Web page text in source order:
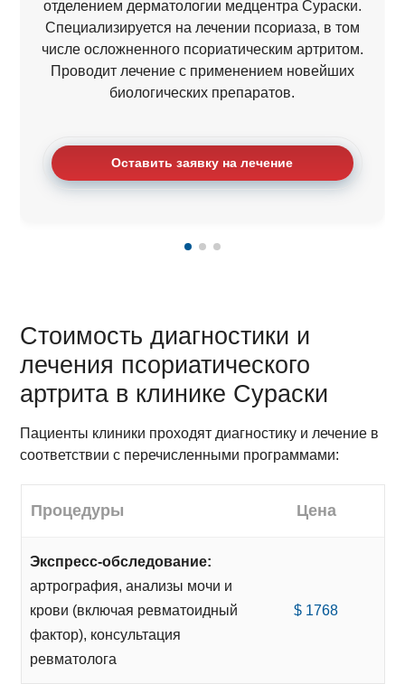
отделением дерматологии медцентра Сураски.
Специализируется на лечении псориаза, в том
числе осложненного псориатическим артритом.
Проводит лечение с применением новейших
биологических препаратов.
Оставить заявку на лечение
Стоимость диагностики и
лечения псориатического
артрита в клинике Сураски
Пациенты клиники проходят диагностику и лечение в
соответствии с перечисленными программами:
Процедуры Цена
Экспресс-обследование:
артрография, анализы мочи и
крови (включая ревматоидный
фактор), консультация
ревматолога
$ 1768